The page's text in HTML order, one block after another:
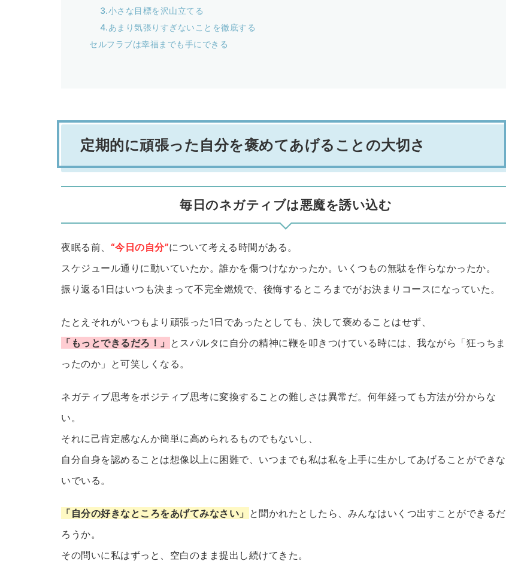
3.小さな目標を沢山立てる
4.あまり気張りすぎないことを徹底する
セルフラブは幸福までも手にできる
定期的に頑張った自分を褒めてあげることの大切さ
毎日のネガティブは悪魔を誘い込む
夜眠る前、 “今日の自分”について考える時間がある。
スケジュール通りに動いていたか。誰かを傷つけなかったか。いくつもの無駄を作らなかったか。
振り返る1日はいつも決まって不完全燃焼で、後悔するところまでがお決まりコースになっていた。
たとえそれがいつもより頑張った1日であったとしても、決して褒めることはせず、
「もっとできるだろ！」 とスパルタに自分の精神に鞭を叩きつけている時には、我ながら「狂っちま
ったのか」と可笑しくなる。
ネガティブ思考をポジティブ思考に変換することの難しさは異常だ。何年経っても方法が分からな
い。
それに己肯定感なんか簡単に高められるものでもないし、
自分自身を認めることは想像以上に困難で、いつまでも私は私を上手に生かしてあげることができな
いでいる。
「自分の好きなところをあげてみなさい」 と聞かれたとしたら、みんなはいくつ出すことができるだ
ろうか。
その問いに私はずっと、空白のまま提出し続けてきた。